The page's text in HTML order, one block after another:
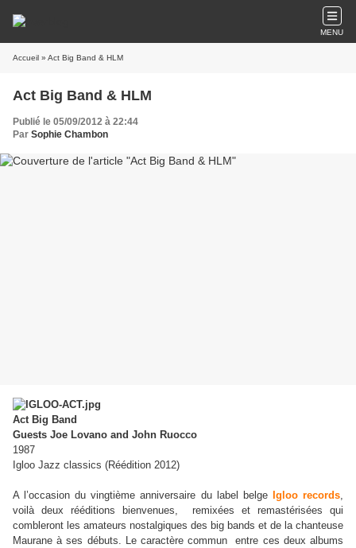
MENU
Accueil » Act Big Band & HLM
Act Big Band & HLM
Publié le 05/09/2012 à 22:44
Par Sophie Chambon
Act Big Band
Guests Joe Lovano and John Ruocco
1987
Igloo Jazz classics (Réédition 2012)
A l’occasion du vingtième anniversaire du label belge Igloo records,
voilà deux rééditions bienvenues, remixées et remastérisées qui
combleront les amateurs nostalgiques des big bands et de la chanteuse
Maurane à ses débuts. Le caractère commun entre ces deux albums